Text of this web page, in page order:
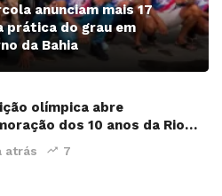
anunciam mais 17
prática do grau em
da Bahia
olímpica abre
dos 10 anos da Rio…
atrás 7